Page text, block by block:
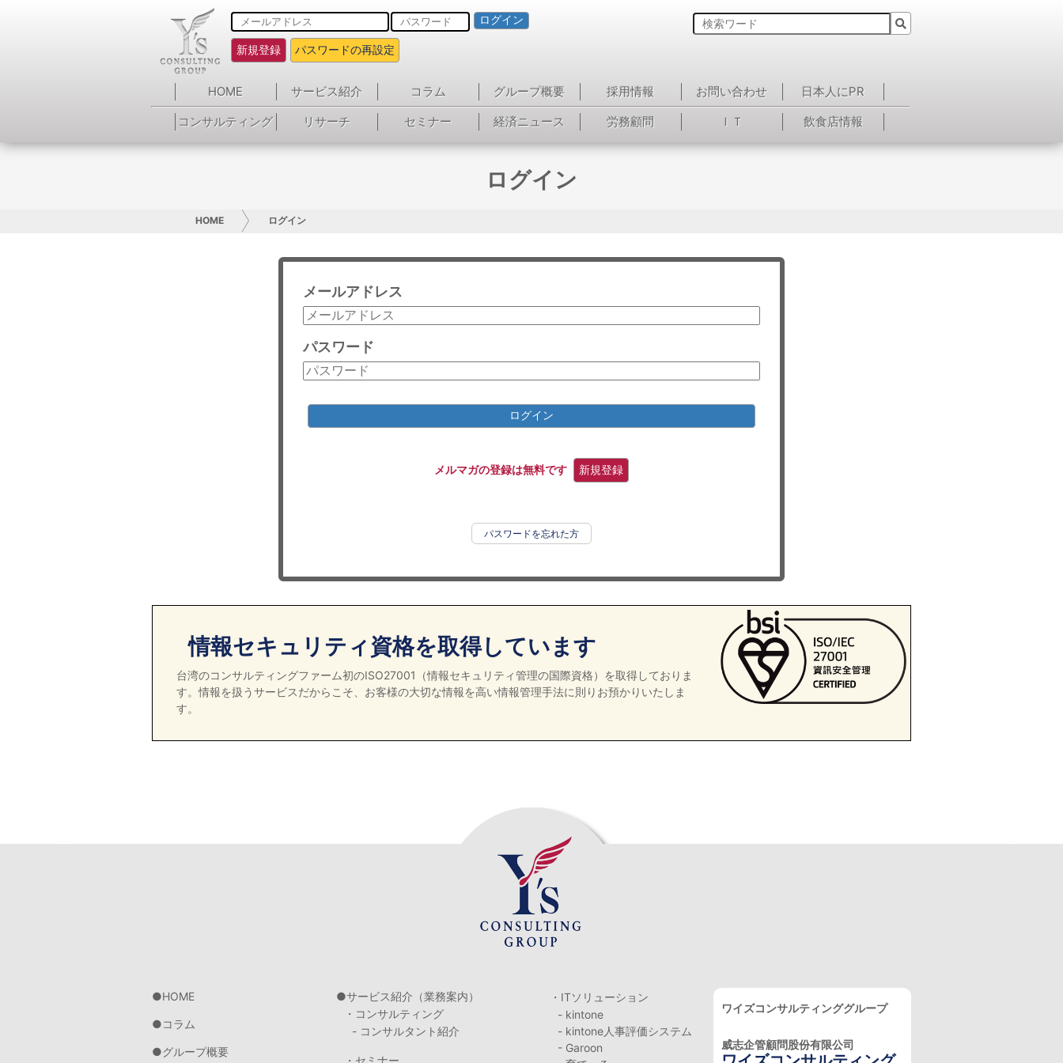
ログイン
新規登録 パスワードの再設定
HOME サービス紹介 コラム グループ概要 採用情報 お問い合わせ
日本人にPR
コンサルティング
リサーチ セミナー 経済ニュース 労務顧問 ＩＴ 飲食店情報
ログイン
HOME ログイン
メールアドレス
パスワード
ログイン
メルマガの登録は無料です 新規登録
パスワードを忘れた方
情報セキュリティ資格を取得しています
台湾のコンサルティングファーム初のISO27001（情報セキュリティ管理の国際資格）を取得しておりま
す。情報を扱うサービスだからこそ、お客様の大切な情報を高い情報管理手法に則りお預かりいたしま
す。
HOME
コラム
グループ概要
サービス紹介（業務案内）
・コンサルティング
- コンサルタント紹介
・セミナー
・ITソリューション
- kintone
- kintone人事評価システム
- Garoon
ワイズコンサルティンググループ
威志企管顧問股份有限公司